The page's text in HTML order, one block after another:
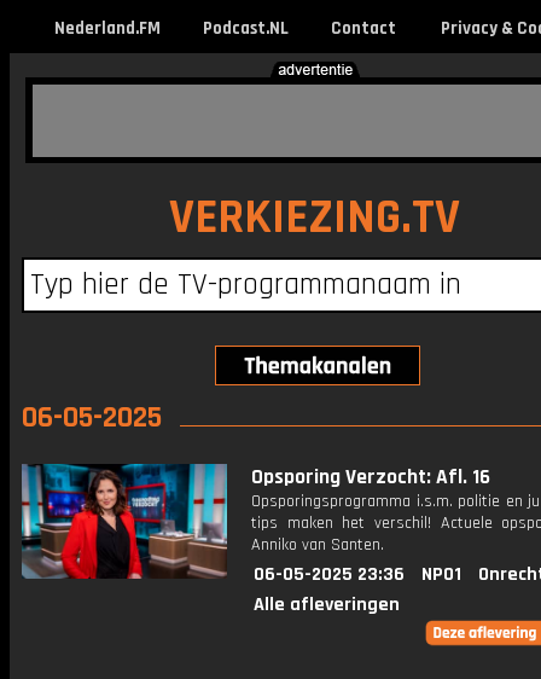
Nederland.FM Podcast.NL Contact Privacy &
VERKIEZING.TV
06-05-2025
Opsporing Verzocht: Afl. 16
Opsporingsprogramma i.s.m. politie en
tips maken het verschil! Actuele
Anniko van Santen.
06-05-2025 23:36 NPO1
Alle afleveringen